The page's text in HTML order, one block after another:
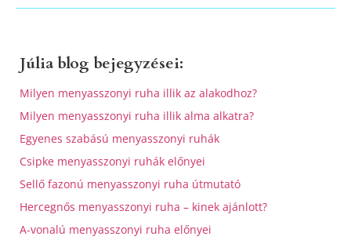
Júlia blog bejegyzései:
Milyen menyasszonyi ruha illik az alakodhoz?
Milyen menyasszonyi ruha illik alma alkatra?
Egyenes szabású menyasszonyi ruhák
Csipke menyasszonyi ruhák előnyei
Sellő fazonú menyasszonyi ruha útmutató
Hercegnős menyasszonyi ruha – kinek ajánlott?
A-vonalú menyasszonyi ruha előnyei